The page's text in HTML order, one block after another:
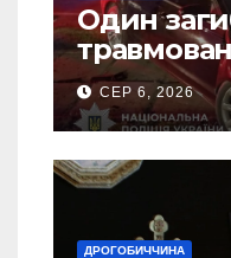
Один
ДТП на
СЕР 6, 2026
ДРОГОБИЧЧИНА